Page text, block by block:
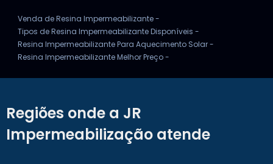
Venda de Resina Impermeabilizante -
Tipos de Resina Impermeabilizante Disponíveis -
Resina Impermeabilizante Para Aquecimento Solar -
Resina Impermeabilizante Melhor Preço -
Regiões onde a JR
Impermeabilização atende